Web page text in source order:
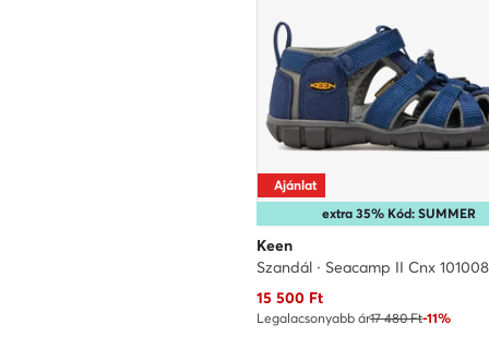
extra 35% Kód: SUMMER
Ajánlat
Keen
Aktuális ár
15 500Ft
Legalacsonyabb ár17 480 Ft-11%